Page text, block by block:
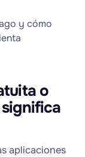
y cómo
o
aplicaciones